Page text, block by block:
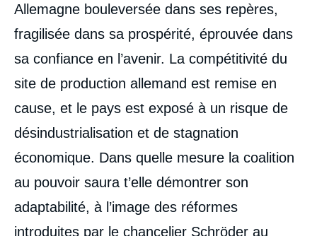
Allemagne bouleversée dans ses repères,
fragilisée dans sa prospérité, éprouvée dans
sa confiance en l’avenir. La compétitivité du
site de production allemand est remise en
cause, et le pays est exposé à un risque de
désindustrialisation et de stagnation
économique. Dans quelle mesure la coalition
au pouvoir saura t’elle démontrer son
adaptabilité, à l’image des réformes
introduites par le chancelier Schröder au